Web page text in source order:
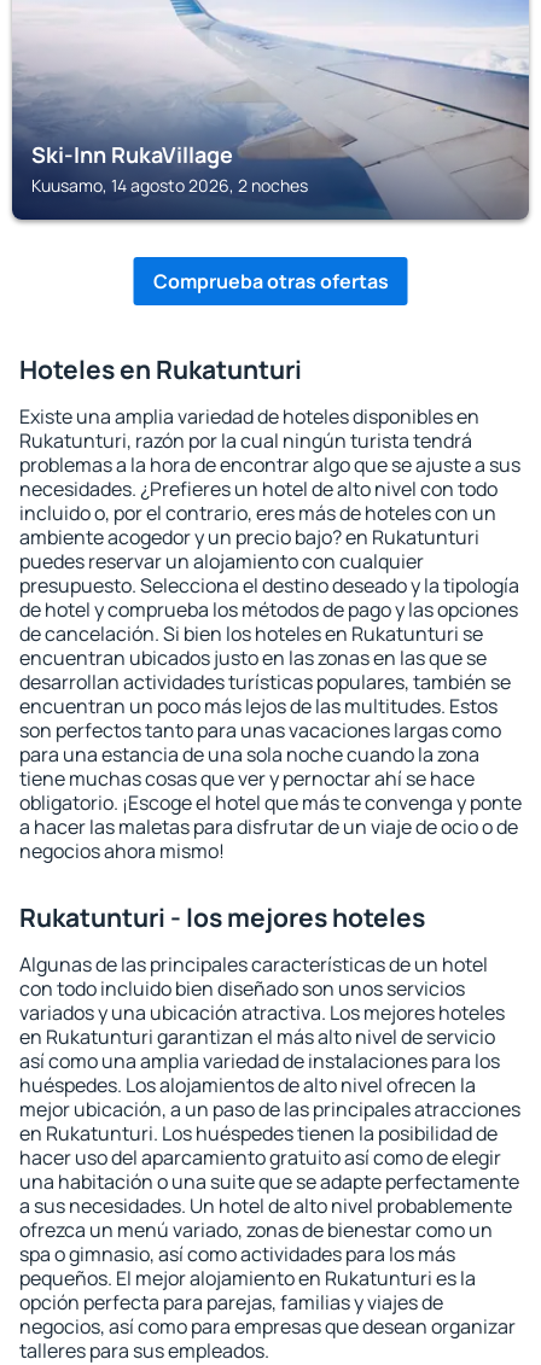
Ski-Inn RukaVillage
Kuusamo, 14 agosto 2026, 2 noches
Comprueba otras ofertas
Hoteles en Rukatunturi
Existe una amplia variedad de hoteles disponibles en
Rukatunturi, razón por la cual ningún turista tendrá
problemas a la hora de encontrar algo que se ajuste a sus
necesidades. ¿Prefieres un hotel de alto nivel con todo
incluido o, por el contrario, eres más de hoteles con un
ambiente acogedor y un precio bajo? en Rukatunturi
puedes reservar un alojamiento con cualquier
presupuesto. Selecciona el destino deseado y la tipología
de hotel y comprueba los métodos de pago y las opciones
de cancelación. Si bien los hoteles en Rukatunturi se
encuentran ubicados justo en las zonas en las que se
desarrollan actividades turísticas populares, también se
encuentran un poco más lejos de las multitudes. Estos
son perfectos tanto para unas vacaciones largas como
para una estancia de una sola noche cuando la zona
tiene muchas cosas que ver y pernoctar ahí se hace
obligatorio. ¡Escoge el hotel que más te convenga y ponte
a hacer las maletas para disfrutar de un viaje de ocio o de
negocios ahora mismo!
Rukatunturi - los mejores hoteles
Algunas de las principales características de un hotel
con todo incluido bien diseñado son unos servicios
variados y una ubicación atractiva. Los mejores hoteles
en Rukatunturi garantizan el más alto nivel de servicio
así como una amplia variedad de instalaciones para los
huéspedes. Los alojamientos de alto nivel ofrecen la
mejor ubicación, a un paso de las principales atracciones
en Rukatunturi. Los huéspedes tienen la posibilidad de
hacer uso del aparcamiento gratuito así como de elegir
una habitación o una suite que se adapte perfectamente
a sus necesidades. Un hotel de alto nivel probablemente
ofrezca un menú variado, zonas de bienestar como un
spa o gimnasio, así como actividades para los más
pequeños. El mejor alojamiento en Rukatunturi es la
opción perfecta para parejas, familias y viajes de
negocios, así como para empresas que desean organizar
talleres para sus empleados.